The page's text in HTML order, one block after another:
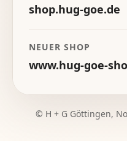
shop.hug-goe.de
NEUER SHOP
www.hug-goe-
© H + G Göttingen,